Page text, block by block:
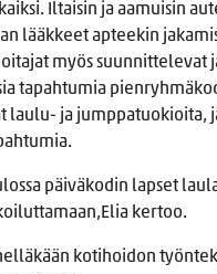
Iltaisin ja aamuisin
lääkkeet apteekin
myös suunnittelevat
tapahtumia
laulu- ja jumppatuokioita,
päiväkodin lapset
kertoo.
kotihoidon